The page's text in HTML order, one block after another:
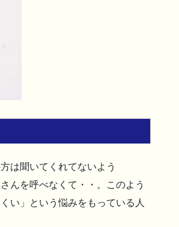
は聞いてくれてないよう
んを呼べなくて・・。このよう
い」という悩みをもっている人